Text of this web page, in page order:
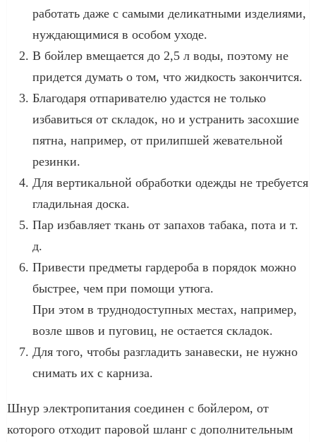
работать даже с самыми деликатными изделиями,
нуждающимися в особом уходе.
В бойлер вмещается до 2,5 л воды, поэтому не
придется думать о том, что жидкость закончится.
Благодаря отпаривателю удастся не только
избавиться от складок, но и устранить засохшие
пятна, например, от прилипшей жевательной
резинки.
Для вертикальной обработки одежды не требуется
гладильная доска.
Пар избавляет ткань от запахов табака, пота и т.
д.
Привести предметы гардероба в порядок можно
быстрее, чем при помощи утюга.
При этом в труднодоступных местах, например,
возле швов и пуговиц, не остается складок.
Для того, чтобы разгладить занавески, не нужно
снимать их с карниза.
Шнур электропитания соединен с бойлером, от
которого отходит паровой шланг с дополнительным